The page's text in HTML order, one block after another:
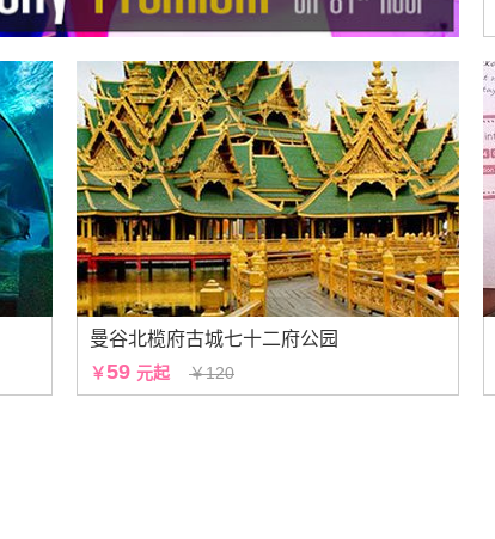
曼谷北榄府古城七十二府公园
￥59 元起 ￥120